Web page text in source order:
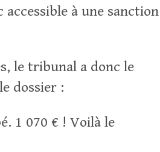
à une sanction
le tribunal a donc le
dossier :
1 070 € ! Voilà le